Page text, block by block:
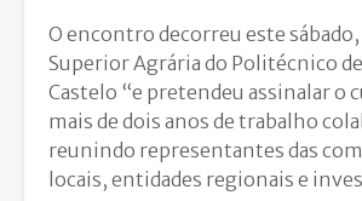
O encontro decorreu este sábado,
Superior Agrária do Politécnico
Castelo “e pretendeu assinalar o
mais de dois anos de trabalho
reunindo representantes das
locais, entidades regionais e